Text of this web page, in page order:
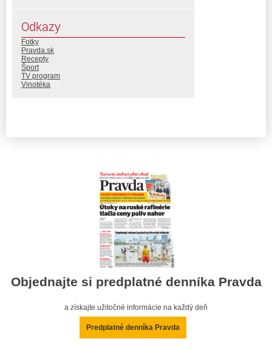
Odkazy
Fotky
Pravda.sk
Recepty
Šport
TV program
Vinotéka
Objednajte si predplatné denníka Pravda
a získajte užitočné informácie na každý deň
Predplatné denníka Pravda